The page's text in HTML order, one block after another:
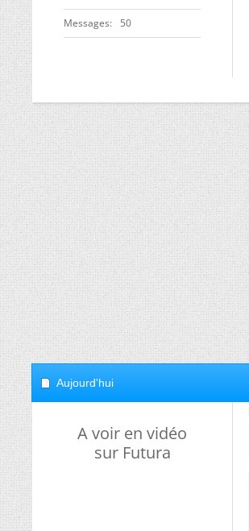
Messages 50
Aujourd'hui
A voir en vidéo
sur Futura